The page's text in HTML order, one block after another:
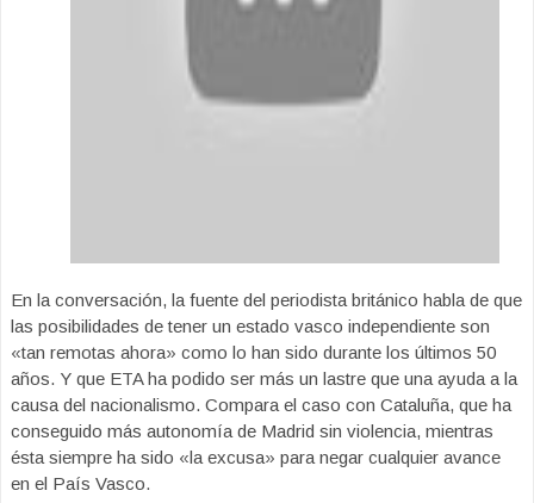
En la conversación, la fuente del periodista británico habla de que
las posibilidades de tener un estado vasco independiente son
«tan remotas ahora» como lo han sido durante los últimos 50
años. Y que ETA ha podido ser más un lastre que una ayuda a la
causa del nacionalismo. Compara el caso con Cataluña, que ha
conseguido más autonomía de Madrid sin violencia, mientras
ésta siempre ha sido «la excusa» para negar cualquier avance
en el País Vasco.